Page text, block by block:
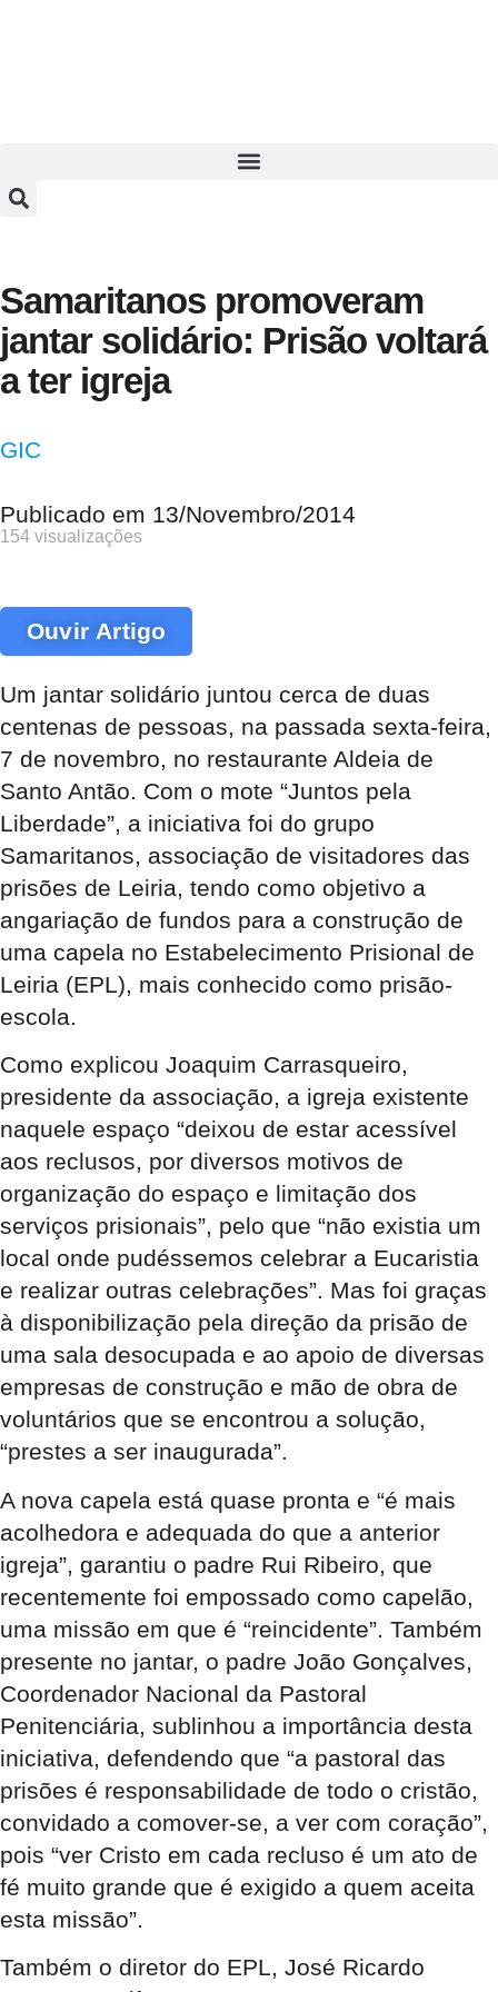
Samaritanos promoveram
jantar solidário: Prisão voltará
a ter igreja
GIC
Publicado em 13/Novembro/2014
154 visualizações
Ouvir Artigo
Um jantar solidário juntou cerca de duas
centenas de pessoas, na passada sexta-feira,
7 de novembro, no restaurante Aldeia de
Santo Antão. Com o mote “Juntos pela
Liberdade”, a iniciativa foi do grupo
Samaritanos, associação de visitadores das
prisões de Leiria, tendo como objetivo a
angariação de fundos para a construção de
uma capela no Estabelecimento Prisional de
Leiria (EPL), mais conhecido como prisão-
escola.
Como explicou Joaquim Carrasqueiro,
presidente da associação, a igreja existente
naquele espaço “deixou de estar acessível
aos reclusos, por diversos motivos de
organização do espaço e limitação dos
serviços prisionais”, pelo que “não existia um
local onde pudéssemos celebrar a Eucaristia
e realizar outras celebrações”. Mas foi graças
à disponibilização pela direção da prisão de
uma sala desocupada e ao apoio de diversas
empresas de construção e mão de obra de
voluntários que se encontrou a solução,
“prestes a ser inaugurada”.
A nova capela está quase pronta e “é mais
acolhedora e adequada do que a anterior
igreja”, garantiu o padre Rui Ribeiro, que
recentemente foi empossado como capelão,
uma missão em que é “reincidente”. Também
presente no jantar, o padre João Gonçalves,
Coordenador Nacional da Pastoral
Penitenciária, sublinhou a importância desta
iniciativa, defendendo que “a pastoral das
prisões é responsabilidade de todo o cristão,
convidado a comover-se, a ver com coração”,
pois “ver Cristo em cada recluso é um ato de
fé muito grande que é exigido a quem aceita
esta missão”.
Também o diretor do EPL, José Ricardo